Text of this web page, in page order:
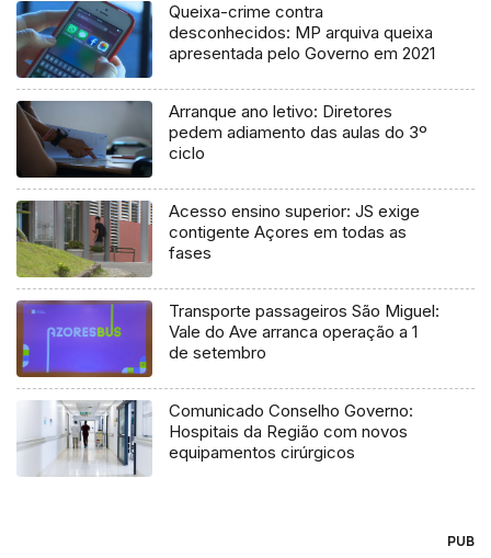
Queixa-crime contra
desconhecidos: MP arquiva queixa
apresentada pelo Governo em 2021
Arranque ano letivo: Diretores
pedem adiamento das aulas do 3º
ciclo
Acesso ensino superior: JS exige
contigente Açores em todas as
fases
Transporte passageiros São Miguel:
Vale do Ave arranca operação a 1
de setembro
Comunicado Conselho Governo:
Hospitais da Região com novos
equipamentos cirúrgicos
PUB